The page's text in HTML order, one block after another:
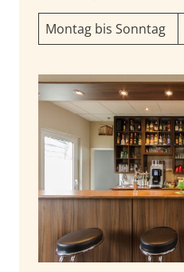
Montag bis Sonntag